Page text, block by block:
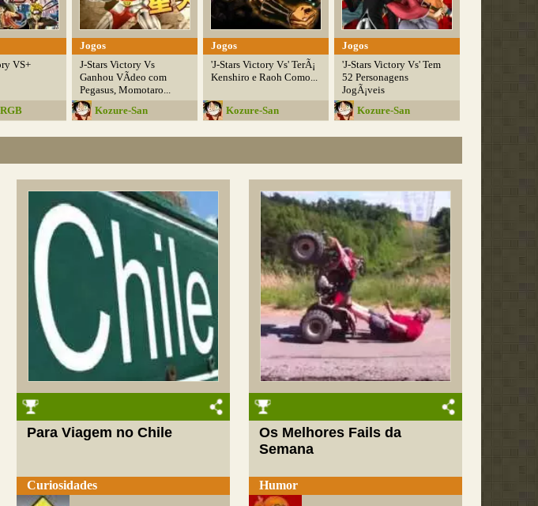
VS+
Jogos
J-Stars Victory Vs
Ganhou VÃ­deo com
Pegasus, Momotaro...
Kozure-San
Jogos
'J-Stars Victory Vs' TerÃ¡
Kenshiro e Raoh Como...
Kozure-San
Jogos
'J-Stars Victory Vs' Tem
52 Personagens
JogÃ¡veis
Kozure-San
Para Viagem no Chile
Curiosidades
Os Melhores Fails da
Semana
Humor